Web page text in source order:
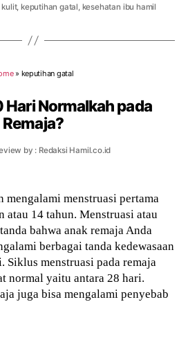
kulit, keputihan gatal, kesehatan ibu hamil
» keputihan gatal
Hari Normalkah pada
Remaja?
by : Redaksi Hamil.co.id
mengalami menstruasi pertama
atau 14 tahun. Menstruasi atau
bahwa anak remaja Anda
berbagai tanda kedewasaan
Siklus menstruasi pada remaja
normal yaitu antara 28 hari.
juga bisa mengalami penyebab